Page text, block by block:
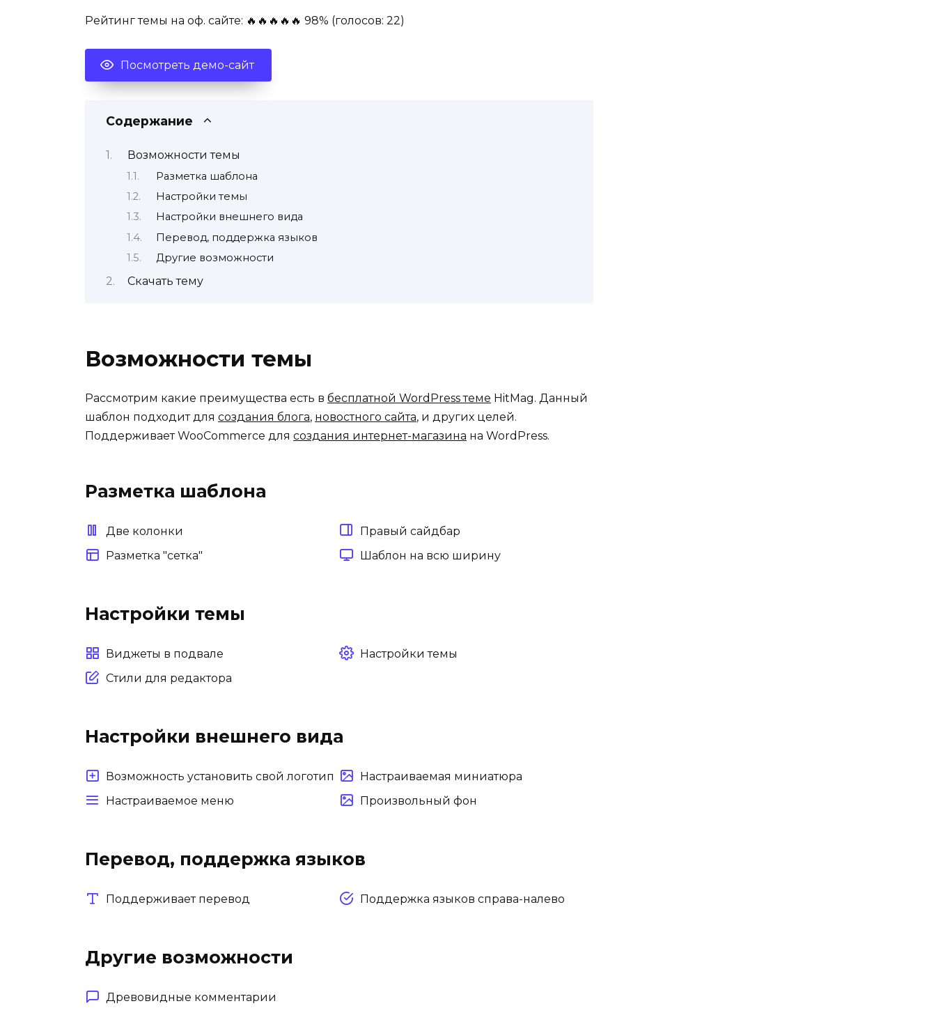
Рейтинг темы на оф. сайте: 🔥🔥🔥🔥🔥 98% (голосов: 22)
Посмотреть демо-сайт
Содержание
Возможности темы
Разметка шаблона
Настройки темы
Настройки внешнего вида
Перевод, поддержка языков
Другие возможности
Скачать тему
Возможности темы
Рассмотрим какие преимущества есть в бесплатной WordPress теме HitMag. Данный
шаблон подходит для создания блога, новостного сайта, и других целей.
Поддерживает WooCommerce для создания интернет-магазина на WordPress.
Разметка шаблона
Две колонки
Правый сайдбар
Разметка "сетка"
Шаблон на всю ширину
Настройки темы
Виджеты в подвале
Настройки темы
Стили для редактора
Настройки внешнего вида
Возможность установить свой логотип
Настраиваемая миниатюра
Настраиваемое меню
Произвольный фон
Перевод, поддержка языков
Поддерживает перевод Поддержка языков справа-налево
Другие возможности
Древовидные комментарии